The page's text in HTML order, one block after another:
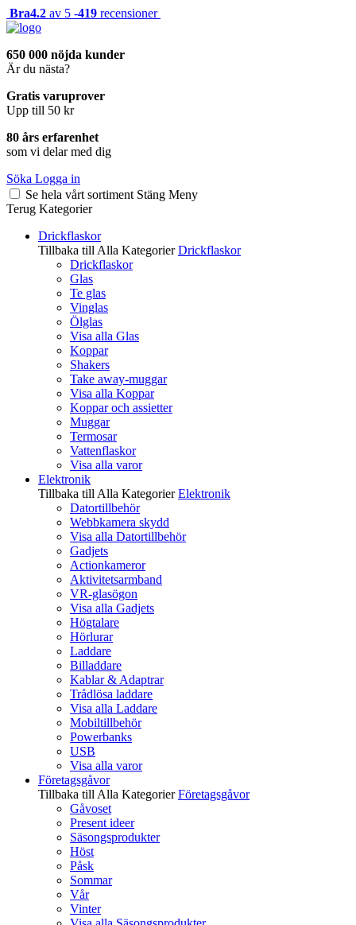
Bra4.2 av 5 -419 recensioner
650 000 nöjda kunder
Är du nästa?
Gratis varuprover
Upp till 50 kr
80 års erfarenhet
som vi delar med dig
Söka Logga in
Se hela vårt sortiment Stäng Meny
Terug Kategorier
Drickflaskor
Tillbaka till Alla Kategorier Drickflaskor
Drickflaskor
Glas
Te glas
Vinglas
Ölglas
Visa alla Glas
Koppar
Shakers
Take away-muggar
Visa alla Koppar
Koppar och assietter
Muggar
Termosar
Vattenflaskor
Visa alla varor
Elektronik
Tillbaka till Alla Kategorier Elektronik
Datortillbehör
Webbkamera skydd
Visa alla Datortillbehör
Gadjets
Actionkameror
Aktivitetsarmband
VR-glasögon
Visa alla Gadjets
Högtalare
Hörlurar
Laddare
Billaddare
Kablar & Adaptrar
Trådlösa laddare
Visa alla Laddare
Mobiltillbehör
Powerbanks
USB
Visa alla varor
Företagsgåvor
Tillbaka till Alla Kategorier Företagsgåvor
Gåvoset
Present ideer
Säsongsprodukter
Höst
Påsk
Sommar
Vår
Vinter